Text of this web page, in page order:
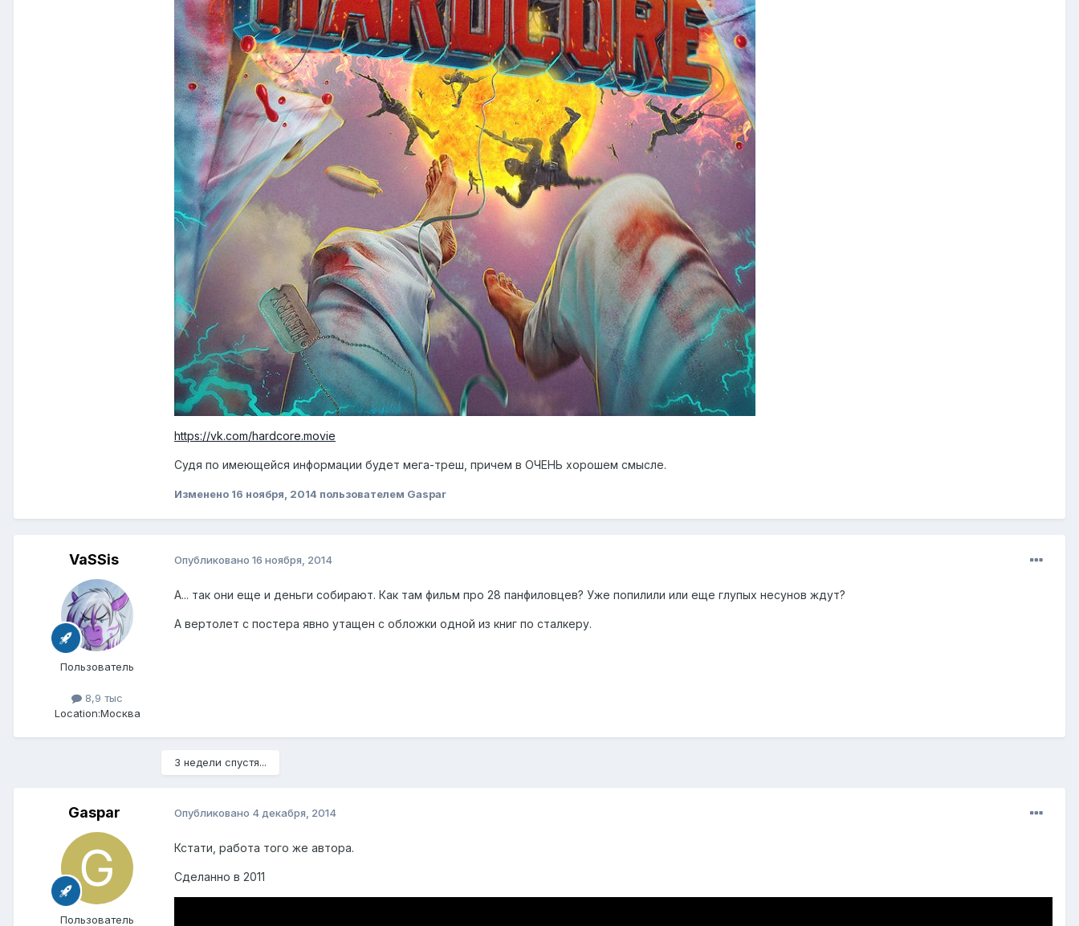
https://vk.com/hardcore.movie
Судя по имеющейся информации будет мега-треш, причем в ОЧЕНЬ хорошем смысле.
Изменено 16 ноября, 2014 пользователем Gaspar
VaSSis
Пользователь
8,9 тыс
Location:Москва
Опубликовано 16 ноября, 2014
А... так они еще и деньги собирают. Как там фильм про 28 панфиловцев? Уже попилили или еще глупых несунов ждут?
А вертолет с постера явно утащен с обложки одной из книг по сталкеру.
3 недели спустя...
Gaspar
Пользователь
Опубликовано 4 декабря, 2014
Кстати, работа того же автора.
Сделанно в 2011